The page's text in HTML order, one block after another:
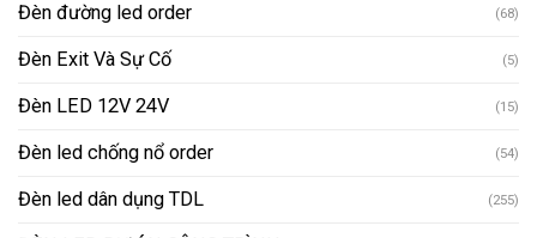
Đèn đường led order (68)
Đèn Exit Và Sự Cố (5)
Đèn LED 12V 24V (15)
Đèn led chống nổ order (54)
Đèn led dân dụng TDL (255)